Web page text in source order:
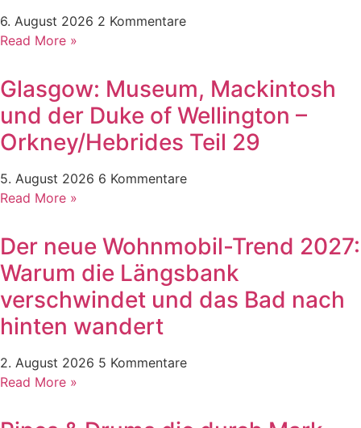
6. August 2026 2 Kommentare
Read More »
Glasgow: Museum, Mackintosh
und der Duke of Wellington –
Orkney/Hebrides Teil 29
5. August 2026 6 Kommentare
Read More »
Der neue Wohnmobil-Trend 2027:
Warum die Längsbank
verschwindet und das Bad nach
hinten wandert
2. August 2026 5 Kommentare
Read More »